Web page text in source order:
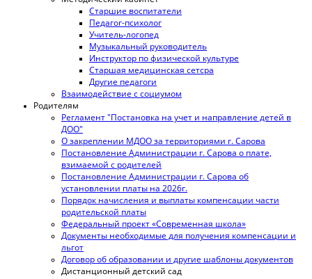
Старшие воспитатели
Педагог-психолог
Учитель-логопед
Музыкальный руководитель
Инструктор по физической культуре
Старшая медицинская сетсра
Другие педагоги
Взаимодействие с социумом
Родителям
Регламент "Постановка на учет и направление детей в
ДОО"
О закреплении МДОО за территориями г. Сарова
Постановление Администрации г. Сарова о плате,
взимаемой с родителей
Постановление Администрации г. Сарова об
установлении платы на 2026г.
Порядок начисления и выплаты компенсации части
родительской платы
Федеральный проект «Современная школа»
Документы необходимые для получения компенсации и
льгот
Договор об образовании и другие шаблоны документов
Дистанционный детский сад